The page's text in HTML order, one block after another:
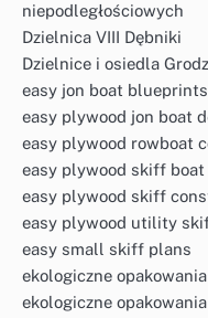
niepodległościowych
Dzielnica VIII Dębniki
Dzielnice i osiedla
easy jon boat blueprints
easy plywood jon boat
easy plywood rowboat
easy plywood skiff boat
easy plywood skiff
easy plywood utility
easy small skiff plans
ekologiczne
ekologiczne